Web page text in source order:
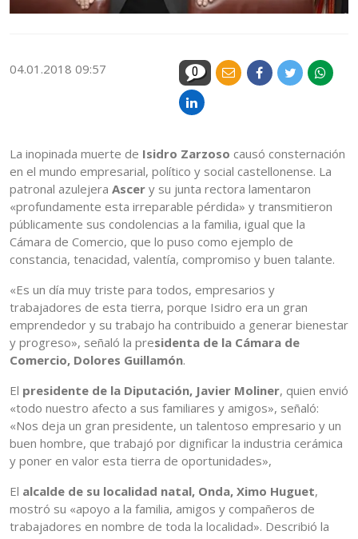
04.01.2018 09:57 0
La inopinada muerte de Isidro Zarzoso causó consternación
en el mundo empresarial, político y social castellonense. La
patronal azulejera Ascer y su junta rectora lamentaron
«profundamente esta irreparable pérdida» y transmitieron
públicamente sus condolencias a la familia, igual que la
Cámara de Comercio, que lo puso como ejemplo de
constancia, tenacidad, valentía, compromiso y buen talante.
«Es un día muy triste para todos, empresarios y
trabajadores de esta tierra, porque Isidro era un gran
emprendedor y su trabajo ha contribuido a generar bienestar
y progreso», señaló la presidenta de la Cámara de
Comercio, Dolores Guillamón.
El presidente de la Diputación, Javier Moliner, quien envió
«todo nuestro afecto a sus familiares y amigos», señaló:
«Nos deja un gran presidente, un talentoso empresario y un
buen hombre, que trabajó por dignificar la industria cerámica
y poner en valor esta tierra de oportunidades»,
El alcalde de su localidad natal, Onda, Ximo Huguet,
mostró su «apoyo a la familia, amigos y compañeros de
trabajadores en nombre de toda la localidad». Describió la